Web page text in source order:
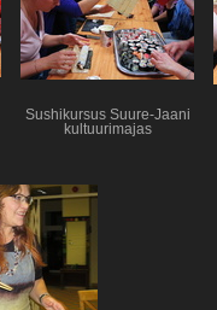
Sushikursus Suure-Jaani
kultuurimajas